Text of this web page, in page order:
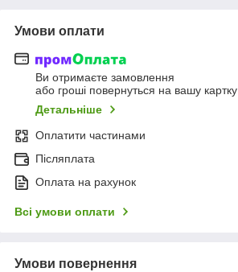
Умови оплати
Ви отримаєте замовлення
або гроші повернуться на вашу картку
Детальніше
Оплатити частинами
Післяплата
Оплата на рахунок
Всі умови оплати
Умови повернення